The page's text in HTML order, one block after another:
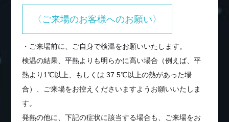
〈ご来場のお客様へのお願い〉
・ご来場前に、ご自身で検温をお願いいたします。
検温の結果、平熱よりも明らかに高い場合（例えば、平
熱より1℃以上、もしくは 37.5℃以上の熱があった場
合）、ご来場をお控えくださいますようお願いいたしま
す。
発熱の他に、下記の症状に該当する場合も、ご来場をお